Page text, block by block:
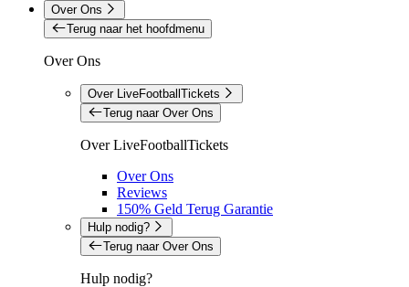
Over Ons
Terug naar het hoofdmenu
Over Ons
Over LiveFootballTickets
Terug naar Over Ons
Over LiveFootballTickets
Over Ons
Reviews
150% Geld Terug Garantie
Hulp nodig?
Terug naar Over Ons
Hulp nodig?